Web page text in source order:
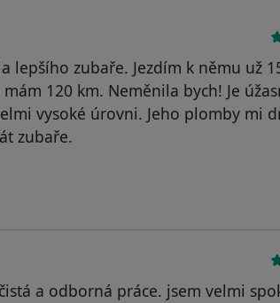
lepšího zubaře. Jezdím k němu už
120 km. Neměnila bych! Je
vysoké úrovni. Jeho plomby mi
zubaře.
Pacient
a odborná práce. jsem velmi